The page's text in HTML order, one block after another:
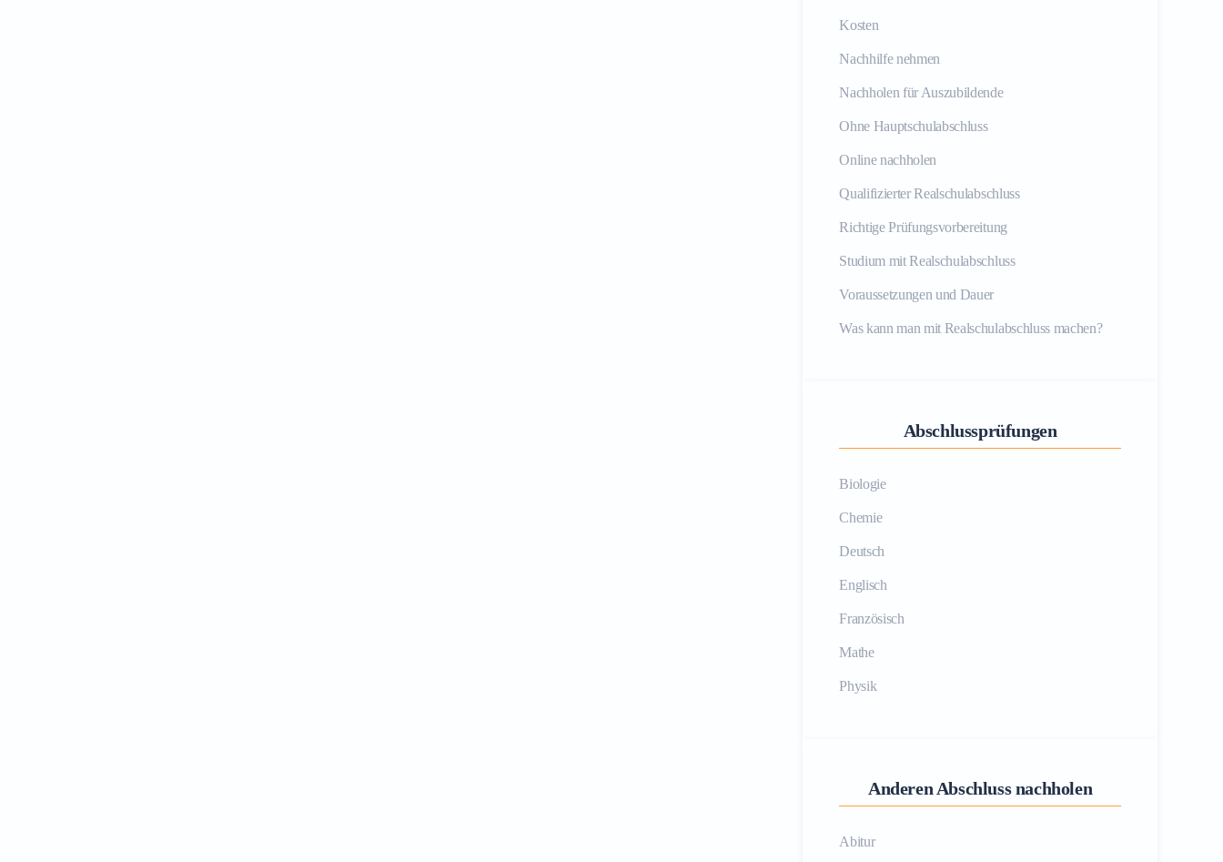
Kosten
Nachhilfe nehmen
Nachholen für Auszubildende
Ohne Hauptschulabschluss
Online nachholen
Qualifizierter Realschulabschluss
Richtige Prüfungsvorbereitung
Studium mit Realschulabschluss
Voraussetzungen und Dauer
Was kann man mit Realschulabschluss machen?
Abschlussprüfungen
Biologie
Chemie
Deutsch
Englisch
Französisch
Mathe
Physik
Anderen Abschluss nachholen
Abitur